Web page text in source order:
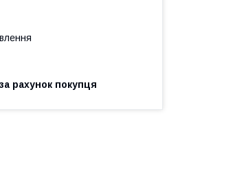
за рахунок покупця